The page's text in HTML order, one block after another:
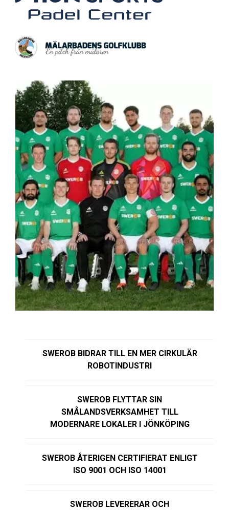
SWEROB BIDRAR TILL EN MER CIRKULÄR
ROBOTINDUSTRI
SWEROB FLYTTAR SIN
SMÅLANDSVERKSAMHET TILL
MODERNARE LOKALER I JÖNKÖPING
SWEROB ÅTERIGEN CERTIFIERAT ENLIGT
ISO 9001 OCH ISO 14001
SWEROB LEVERERAR OCH